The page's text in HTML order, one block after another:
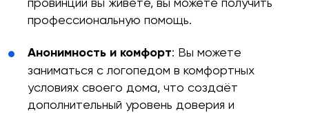
профессиональную помощь.
Анонимность и комфорт: Вы можете
заниматься с логопедом в комфортных
условиях своего дома, что создаёт
дополнительный уровень доверия и